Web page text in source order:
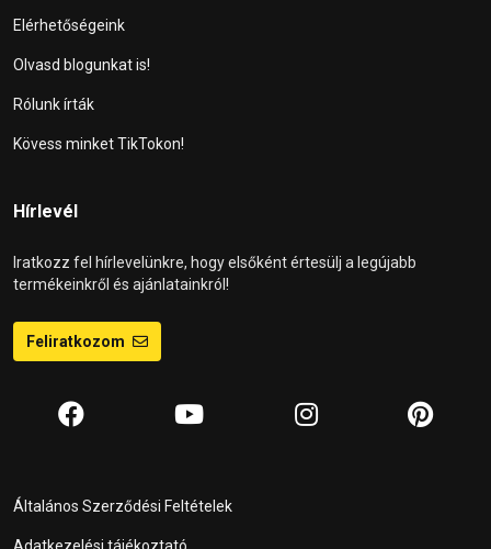
Elérhetőségeink
Olvasd blogunkat is!
Rólunk írták
Kövess minket TikTokon!
Hírlevél
Iratkozz fel hírlevelünkre, hogy elsőként értesülj a legújabb
termékeinkről és ajánlatainkról!
Feliratkozom
Általános Szerződési Feltételek